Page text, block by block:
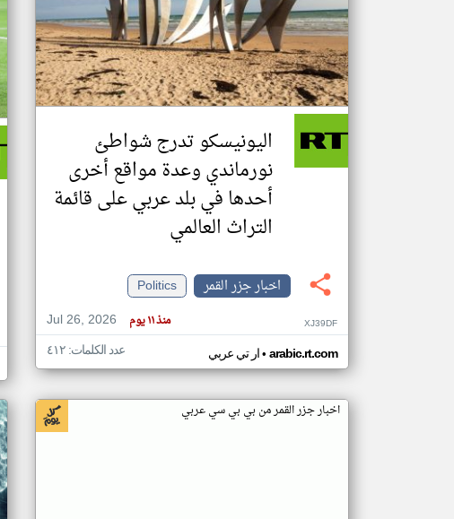
اليونيسكو تدرج شواطئ
نورماندي وعدة مواقع أخرى
أحدها في بلد عربي على قائمة
التراث العالمي
اخبار جزر القمر
Politics
Jul 26, 2026
منذ ١١ يوم XJ39DF
ار تي عربي• arabic.rt.com عدد الكلمات: ٤١٢
اخبار جزر القمر من بي بي سي عربي